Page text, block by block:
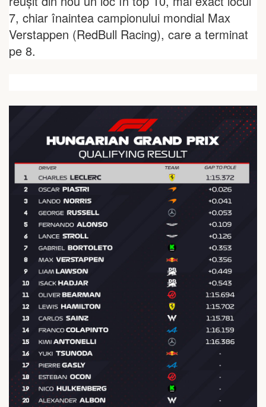
7, chiar înaintea campionului mondial Max
Verstappen (RedBull Racing), care a terminat
pe 8.